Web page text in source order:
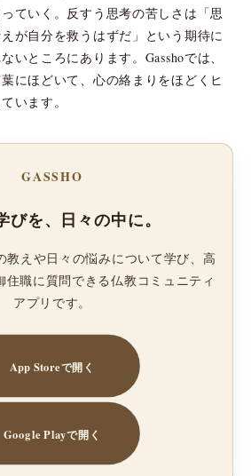
ていく。反すう思考の苦しさは「思
が自分を救うはずだ」という期待に
いところにあります。Gasshoでは、
にほどいて、心の絡まりをほどくヒ
います。
GASSHO
びを、日々の中に。
教えや日々の悩みについて学び、高
住職に質問できる仏教コミュニティ
アプリです。
App Storeで開く
Google Playで開く